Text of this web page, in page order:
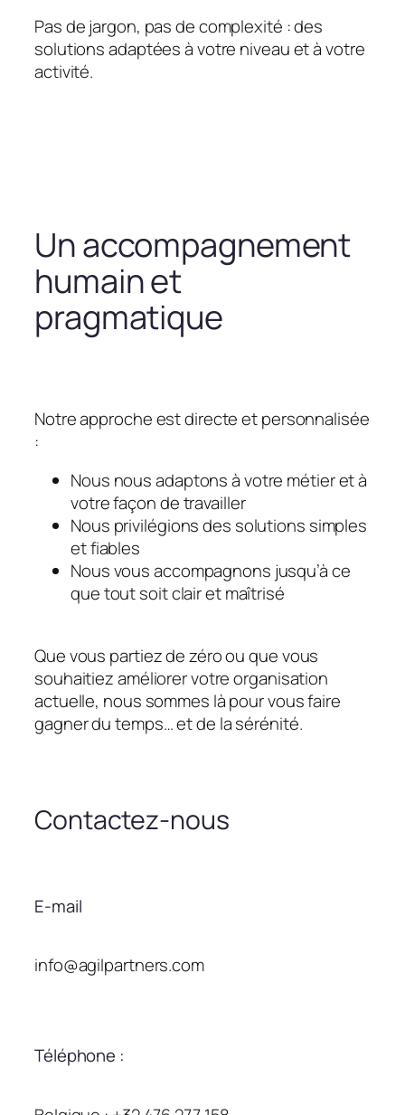
Pas de jargon, pas de complexité : des
solutions adaptées à votre niveau et à votre
activité.
Un accompagnement
humain et
pragmatique
Notre approche est directe et personnalisée
:
Nous nous adaptons à votre métier et à
votre façon de travailler
Nous privilégions des solutions simples
et fiables
Nous vous accompagnons jusqu’à ce
que tout soit clair et maîtrisé
Que vous partiez de zéro ou que vous
souhaitiez améliorer votre organisation
actuelle, nous sommes là pour vous faire
gagner du temps… et de la sérénité.
Contactez-nous
E-mail
info@agilpartners.com
Téléphone :